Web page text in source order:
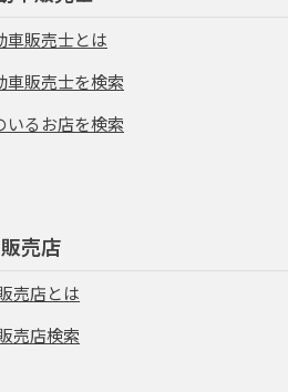
車販売士とは
車販売士を検索
いるお店を検索
売店
売店とは
売店検索